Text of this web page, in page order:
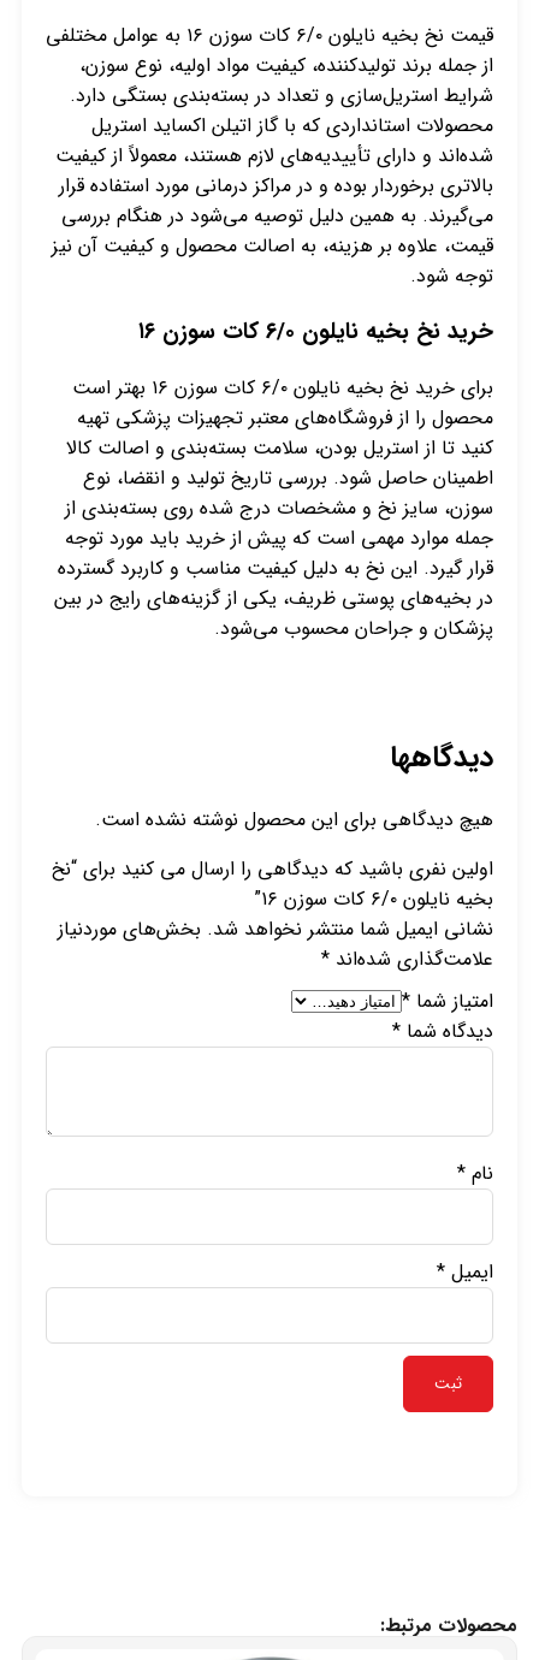
قیمت نخ بخیه نایلون ۶/۰ کات سوزن ۱۶ به عوامل مختلفی
از جمله برند تولیدکننده، کیفیت مواد اولیه، نوع سوزن،
شرایط استریل‌سازی و تعداد در بسته‌بندی بستگی دارد.
محصولات استانداردی که با گاز اتیلن اکساید استریل
شده‌اند و دارای تأییدیه‌های لازم هستند، معمولاً از کیفیت
بالاتری برخوردار بوده و در مراکز درمانی مورد استفاده قرار
می‌گیرند. به همین دلیل توصیه می‌شود در هنگام بررسی
قیمت، علاوه بر هزینه، به اصالت محصول و کیفیت آن نیز
توجه شود.
خرید نخ بخیه نایلون ۶/۰ کات سوزن ۱۶
برای خرید نخ بخیه نایلون ۶/۰ کات سوزن ۱۶ بهتر است
محصول را از فروشگاه‌های معتبر تجهیزات پزشکی تهیه
کنید تا از استریل بودن، سلامت بسته‌بندی و اصالت کالا
اطمینان حاصل شود. بررسی تاریخ تولید و انقضا، نوع
سوزن، سایز نخ و مشخصات درج شده روی بسته‌بندی از
جمله موارد مهمی است که پیش از خرید باید مورد توجه
قرار گیرد. این نخ به دلیل کیفیت مناسب و کاربرد گسترده
در بخیه‌های پوستی ظریف، یکی از گزینه‌های رایج در بین
پزشکان و جراحان محسوب می‌شود.
دیدگاهها
هیچ دیدگاهی برای این محصول نوشته نشده است.
اولین نفری باشید که دیدگاهی را ارسال می کنید برای “نخ
بخیه نایلون ۶/۰ کات سوزن ۱۶”
نشانی ایمیل شما منتشر نخواهد شد. بخش‌های موردنیاز
علامت‌گذاری شده‌اند *
امتیاز شما *
دیدگاه شما *
نام *
ایمیل *
محصولات مرتبط: